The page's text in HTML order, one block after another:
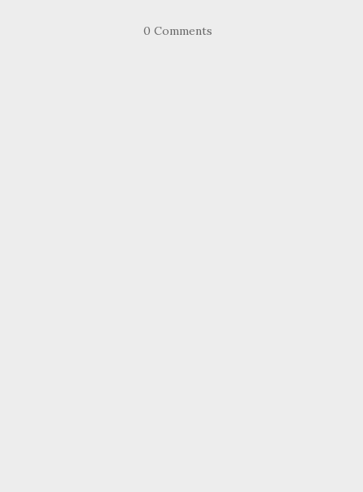
0 Comments